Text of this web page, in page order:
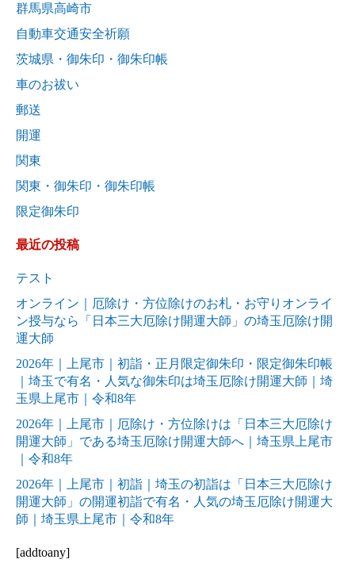
群馬県高崎市
自動車交通安全祈願
茨城県・御朱印・御朱印帳
車のお祓い
郵送
開運
関東
関東・御朱印・御朱印帳
限定御朱印
最近の投稿
テスト
オンライン｜厄除け・方位除けのお札・お守りオンライ
ン授与なら「日本三大厄除け開運大師」の埼玉厄除け開
運大師
2026年｜上尾市｜初詣・正月限定御朱印・限定御朱印帳
｜埼玉で有名・人気な御朱印は埼玉厄除け開運大師｜埼
玉県上尾市｜令和8年
2026年｜上尾市｜厄除け・方位除けは「日本三大厄除け
開運大師」である埼玉厄除け開運大師へ｜埼玉県上尾市
｜令和8年
2026年｜上尾市｜初詣｜埼玉の初詣は「日本三大厄除け
開運大師」の開運初詣で有名・人気の埼玉厄除け開運大
師｜埼玉県上尾市｜令和8年
[addtoany]